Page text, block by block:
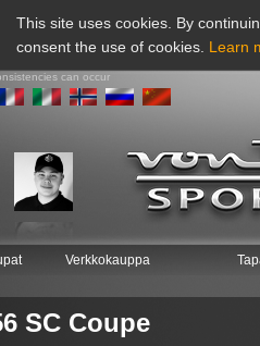
This site uses cookies. By
consent the use of cookies. Learn
can occur
Verkkokauppa
SC Coupe